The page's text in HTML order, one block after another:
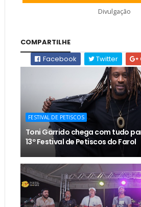
Divulgação
COMPARTILHE
Facebook
Twitter
FESTIVAL DE PETISCOS
Toni Garrido chega com tudo
13º Festival de Petiscos do Farol